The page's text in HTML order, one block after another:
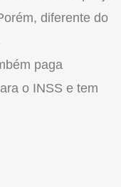
diferente do
paga
o INSS e tem